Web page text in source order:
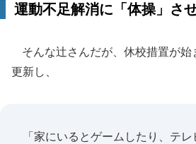
運動不足解消に「体操」さ
そんな辻さんだが、休校措置が始
更新し、
「家にいるとゲームしたり、テ